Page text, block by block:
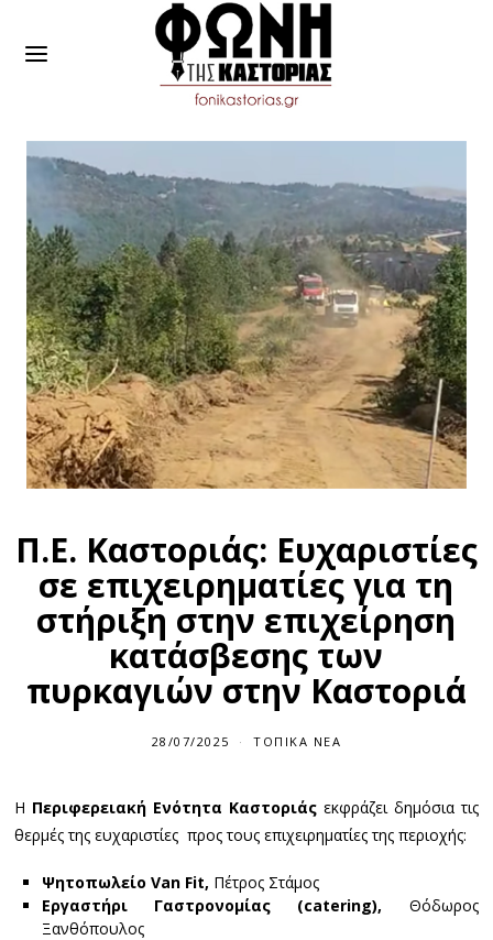
Π.Ε. Καστοριάς: Ευχαριστίες
σε επιχειρηματίες για τη
στήριξη στην επιχείρηση
κατάσβεσης των
πυρκαγιών στην Καστοριά
28/07/2025 ΤΟΠΙΚΆ ΝΈΑ
Η Περιφερειακή Ενότητα Καστοριάς εκφράζει δημόσια τις
θερμές της ευχαριστίες προς τους επιχειρηματίες της περιοχής:
Ψητοπωλείο Van Fit, Πέτρος Στάμος
Εργαστήρι Γαστρονομίας (catering), Θόδωρος
Ξανθόπουλος